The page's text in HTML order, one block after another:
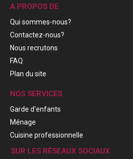
A PROPOS DE
Qui sommes-nous?
Contactez-nous?
Nous recrutons
FAQ
Plan du site
NOS SERVICES
Garde d'enfants
Ménage
Cuisine professionnelle
SUR LES RÉSEAUX SOCIAUX